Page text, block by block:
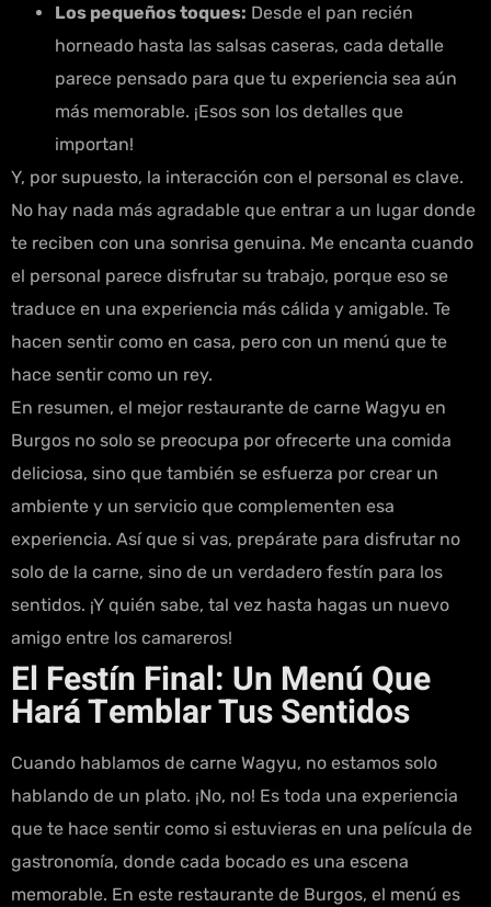
Los pequeños toques: Desde el pan recién
horneado hasta las salsas caseras, cada detalle
parece pensado para que tu experiencia sea aún
más memorable. ¡Esos son los detalles que
importan!
Y, por supuesto, la interacción con el personal es clave.
No hay nada más agradable que entrar a un lugar donde
te reciben con una sonrisa genuina. Me encanta cuando
el personal parece disfrutar su trabajo, porque eso se
traduce en una experiencia más cálida y amigable. Te
hacen sentir como en casa, pero con un menú que te
hace sentir como un rey.
En resumen, el mejor restaurante de carne Wagyu en
Burgos no solo se preocupa por ofrecerte una comida
deliciosa, sino que también se esfuerza por crear un
ambiente y un servicio que complementen esa
experiencia. Así que si vas, prepárate para disfrutar no
solo de la carne, sino de un verdadero festín para los
sentidos. ¡Y quién sabe, tal vez hasta hagas un nuevo
amigo entre los camareros!
El Festín Final: Un Menú Que
Hará Temblar Tus Sentidos
Cuando hablamos de carne Wagyu, no estamos solo
hablando de un plato. ¡No, no! Es toda una experiencia
que te hace sentir como si estuvieras en una película de
gastronomía, donde cada bocado es una escena
memorable. En este restaurante de Burgos, el menú es